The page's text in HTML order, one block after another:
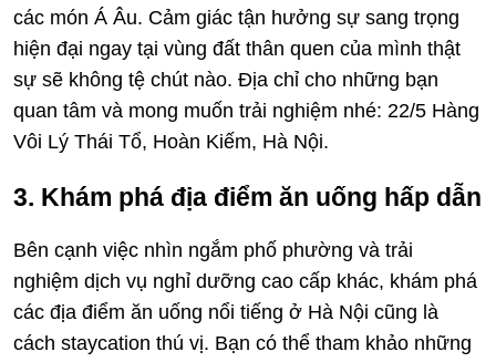
các món Á Âu. Cảm giác tận hưởng sự sang trọng
hiện đại ngay tại vùng đất thân quen của mình thật
sự sẽ không tệ chút nào. Địa chỉ cho những bạn
quan tâm và mong muốn trải nghiệm nhé: 22/5 Hàng
Vôi Lý Thái Tổ, Hoàn Kiếm, Hà Nội.
3. Khám phá địa điểm ăn uống hấp dẫn
Bên cạnh việc nhìn ngắm phố phường và trải
nghiệm dịch vụ nghỉ dưỡng cao cấp khác, khám phá
các địa điểm ăn uống nổi tiếng ở Hà Nội cũng là
cách staycation thú vị. Bạn có thể tham khảo những